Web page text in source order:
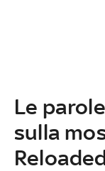
Le
sulla